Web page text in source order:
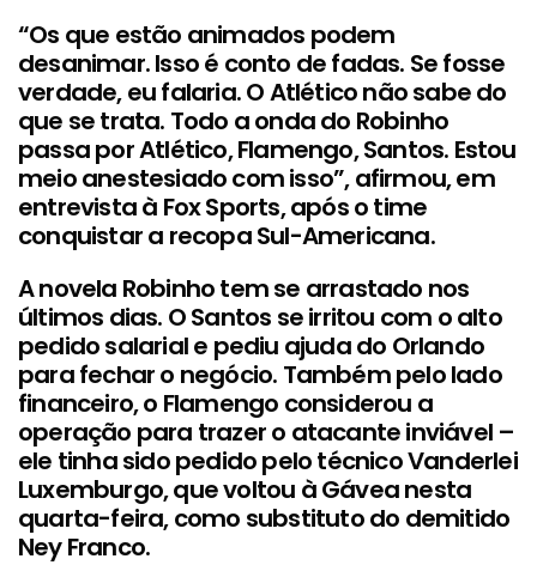
“Os que estão animados podem
desanimar. Isso é conto de fadas. Se fosse
verdade, eu falaria. O Atlético não sabe do
que se trata. Todo a onda do Robinho
passa por Atlético, Flamengo, Santos. Estou
meio anestesiado com isso”, afirmou, em
entrevista à Fox Sports, após o time
conquistar a recopa Sul-Americana.
A novela Robinho tem se arrastado nos
últimos dias. O Santos se irritou com o alto
pedido salarial e pediu ajuda do Orlando
para fechar o negócio. Também pelo lado
financeiro, o Flamengo considerou a
operação para trazer o atacante inviável –
ele tinha sido pedido pelo técnico Vanderlei
Luxemburgo, que voltou à Gávea nesta
quarta-feira, como substituto do demitido
Ney Franco.